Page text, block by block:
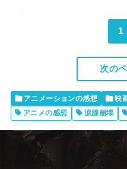
1
次の
アニメーションの感想
映
アニメの感想
涙腺崩壊